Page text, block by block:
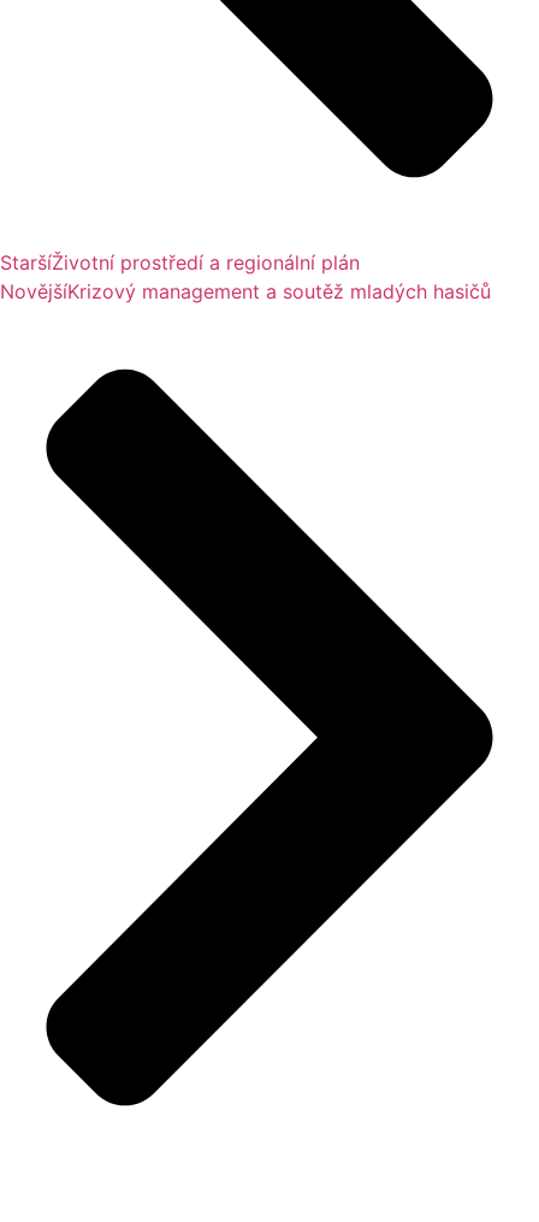
StaršíŽivotní prostředí a regionální plán
NovějšíKrizový management a soutěž mladých hasičů